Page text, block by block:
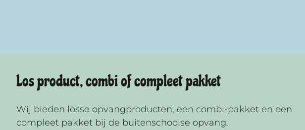
Los product, combi of compleet pakket
Wij bieden losse opvangproducten, een combi-pakket en een
compleet pakket bij de buitenschoolse opvang.